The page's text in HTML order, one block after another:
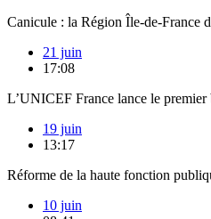
Canicule : la Région Île-de-France
21 juin
17:08
L’UNICEF France lance le premier
19 juin
13:17
Réforme de la haute fonction
10 juin